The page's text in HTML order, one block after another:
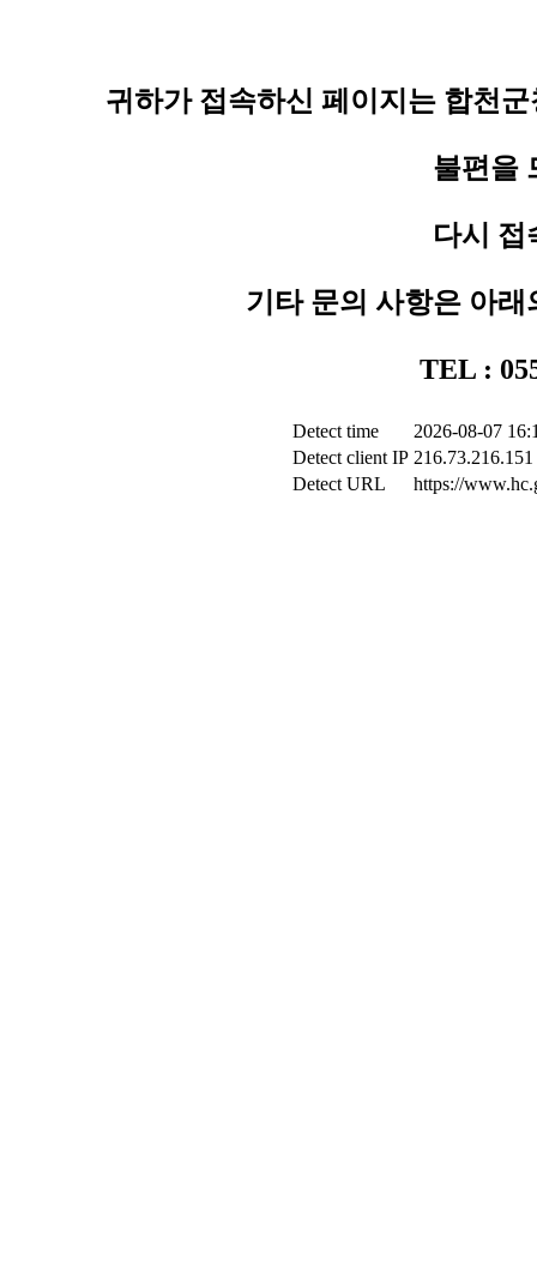
귀하가 접속하신 페이지는 합천
불편을
다시 접
기타 문의 사항은 아
TEL :
Detect time
2026-08-07
Detect client IP 216.73.216.151
Detect URL
https://